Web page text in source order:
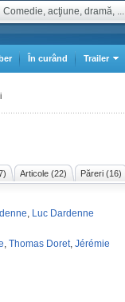
Comedie, acţiune, dramă, ...
În curând Trailer
Articole (22) Păreri (16)
, Luc Dardenne
, Thomas Doret, Jérémie